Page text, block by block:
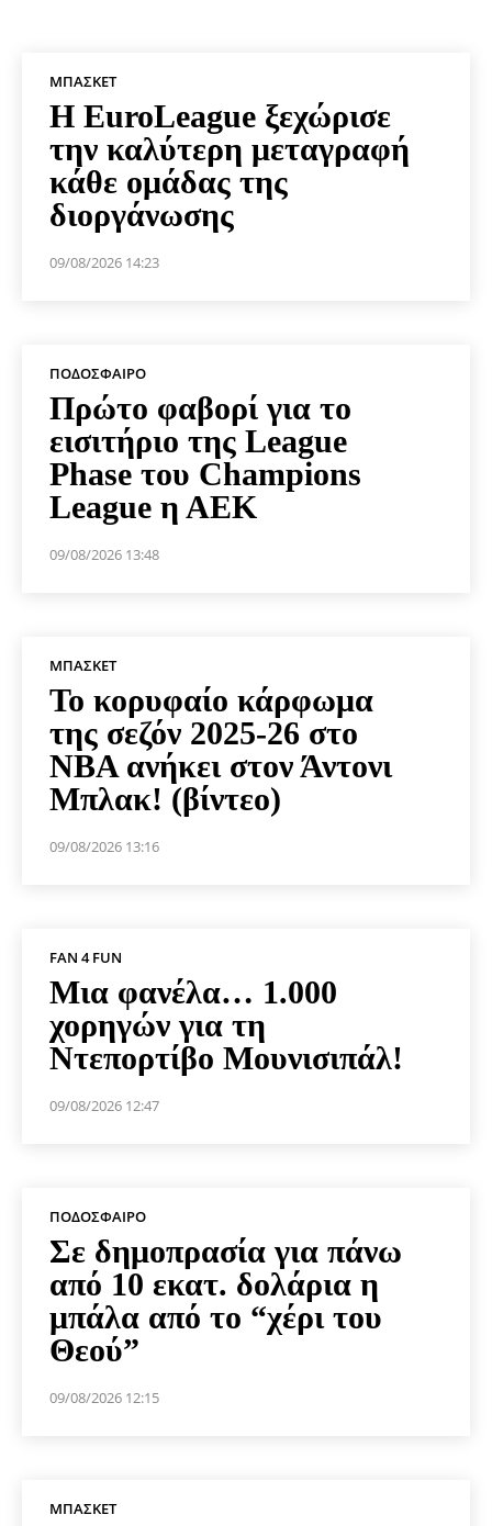
ΜΠΆΣΚΕΤ
Η EuroLeague ξεχώρισε
την καλύτερη μεταγραφή
κάθε ομάδας της
διοργάνωσης
09/08/2026 14:23
ΠΟΔΌΣΦΑΙΡΟ
Πρώτο φαβορί για το
εισιτήριο της League
Phase του Champions
League η ΑΕΚ
09/08/2026 13:48
ΜΠΆΣΚΕΤ
Το κορυφαίο κάρφωμα
της σεζόν 2025-26 στο
NBA ανήκει στον Άντονι
Μπλακ! (βίντεο)
09/08/2026 13:16
FAN 4 FUN
Μια φανέλα… 1.000
χορηγών για τη
Ντεπορτίβο Μουνισιπάλ!
09/08/2026 12:47
ΠΟΔΌΣΦΑΙΡΟ
Σε δημοπρασία για πάνω
από 10 εκατ. δολάρια η
μπάλα από το “χέρι του
Θεού”
09/08/2026 12:15
ΜΠΆΣΚΕΤ